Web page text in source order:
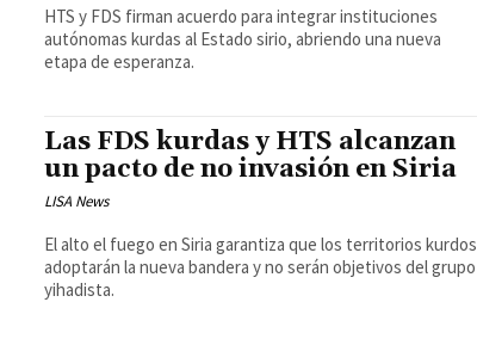
HTS y FDS firman acuerdo para integrar instituciones
autónomas kurdas al Estado sirio, abriendo una nueva
etapa de esperanza.
Las FDS kurdas y HTS alcanzan
un pacto de no invasión en Siria
LISA News
El alto el fuego en Siria garantiza que los territorios kurdos
adoptarán la nueva bandera y no serán objetivos del grupo
yihadista.